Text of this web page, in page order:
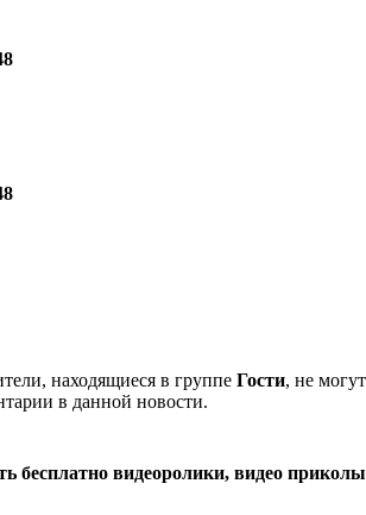
находящиеся в группе Гости, не
в данной новости.
бесплатно видеоролики, видео